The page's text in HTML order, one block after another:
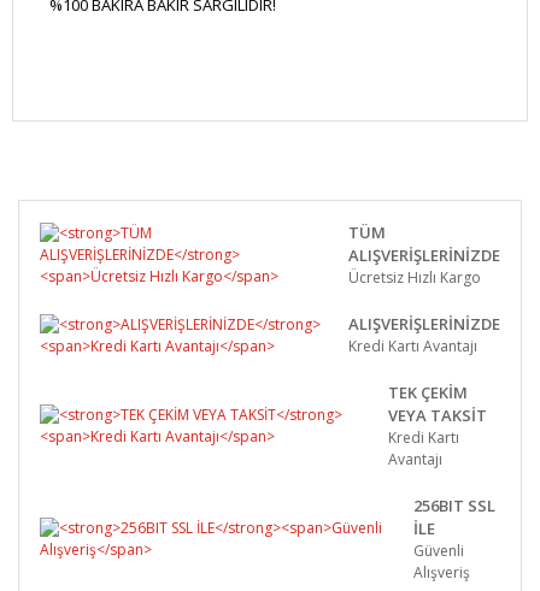
%100 BAKIRA BAKIR SARGILIDIR!
TÜM
ALIŞVERİŞLERİNİZDE
Ücretsiz Hızlı Kargo
ALIŞVERİŞLERİNİZDE
Kredi Kartı Avantajı
TEK ÇEKİM
VEYA TAKSİT
Kredi Kartı
Avantajı
256BIT SSL
İLE
Güvenli
Alışveriş